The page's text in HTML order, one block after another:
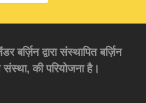
बर्ज़िन द्वारा संस्थापित बर्ज़िन
की परियोजना है।